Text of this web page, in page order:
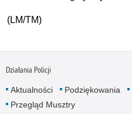
(LM/TM)
Działania Policji
Aktualności Podziękowania
Przegląd Musztry